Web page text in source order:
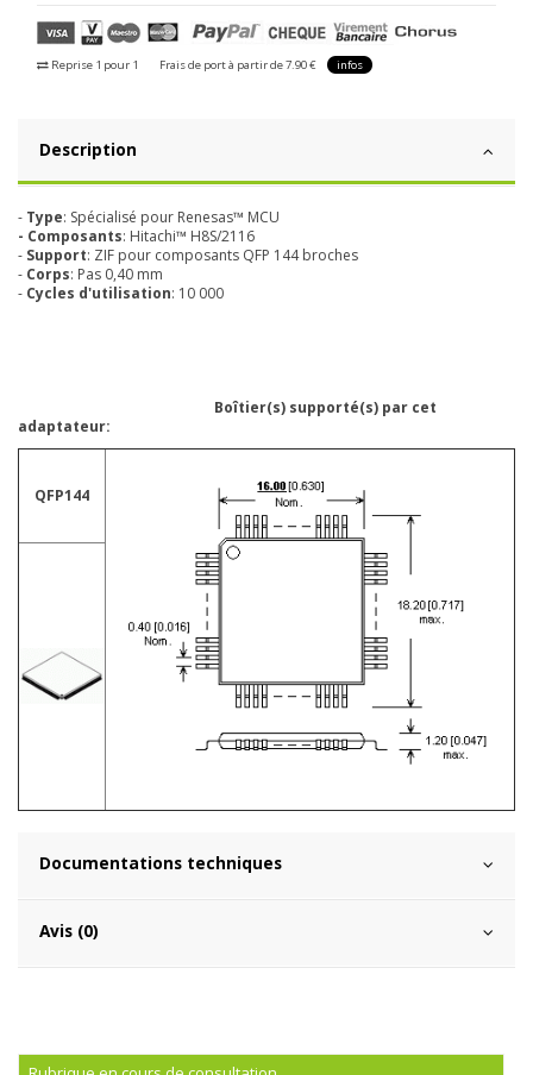
Reprise 1 pour 1 Frais de port à partir de 7.90 € infos
Description
- Type: Spécialisé pour Renesas™ MCU
- Composants: Hitachi™ H8S/2116
- Support: ZIF pour composants QFP 144 broches
- Corps: Pas 0,40 mm
- Cycles d'utilisation: 10 000
Boîtier(s) supporté(s) par cet
adaptateur:
QFP144
Documentations techniques
Avis (0)